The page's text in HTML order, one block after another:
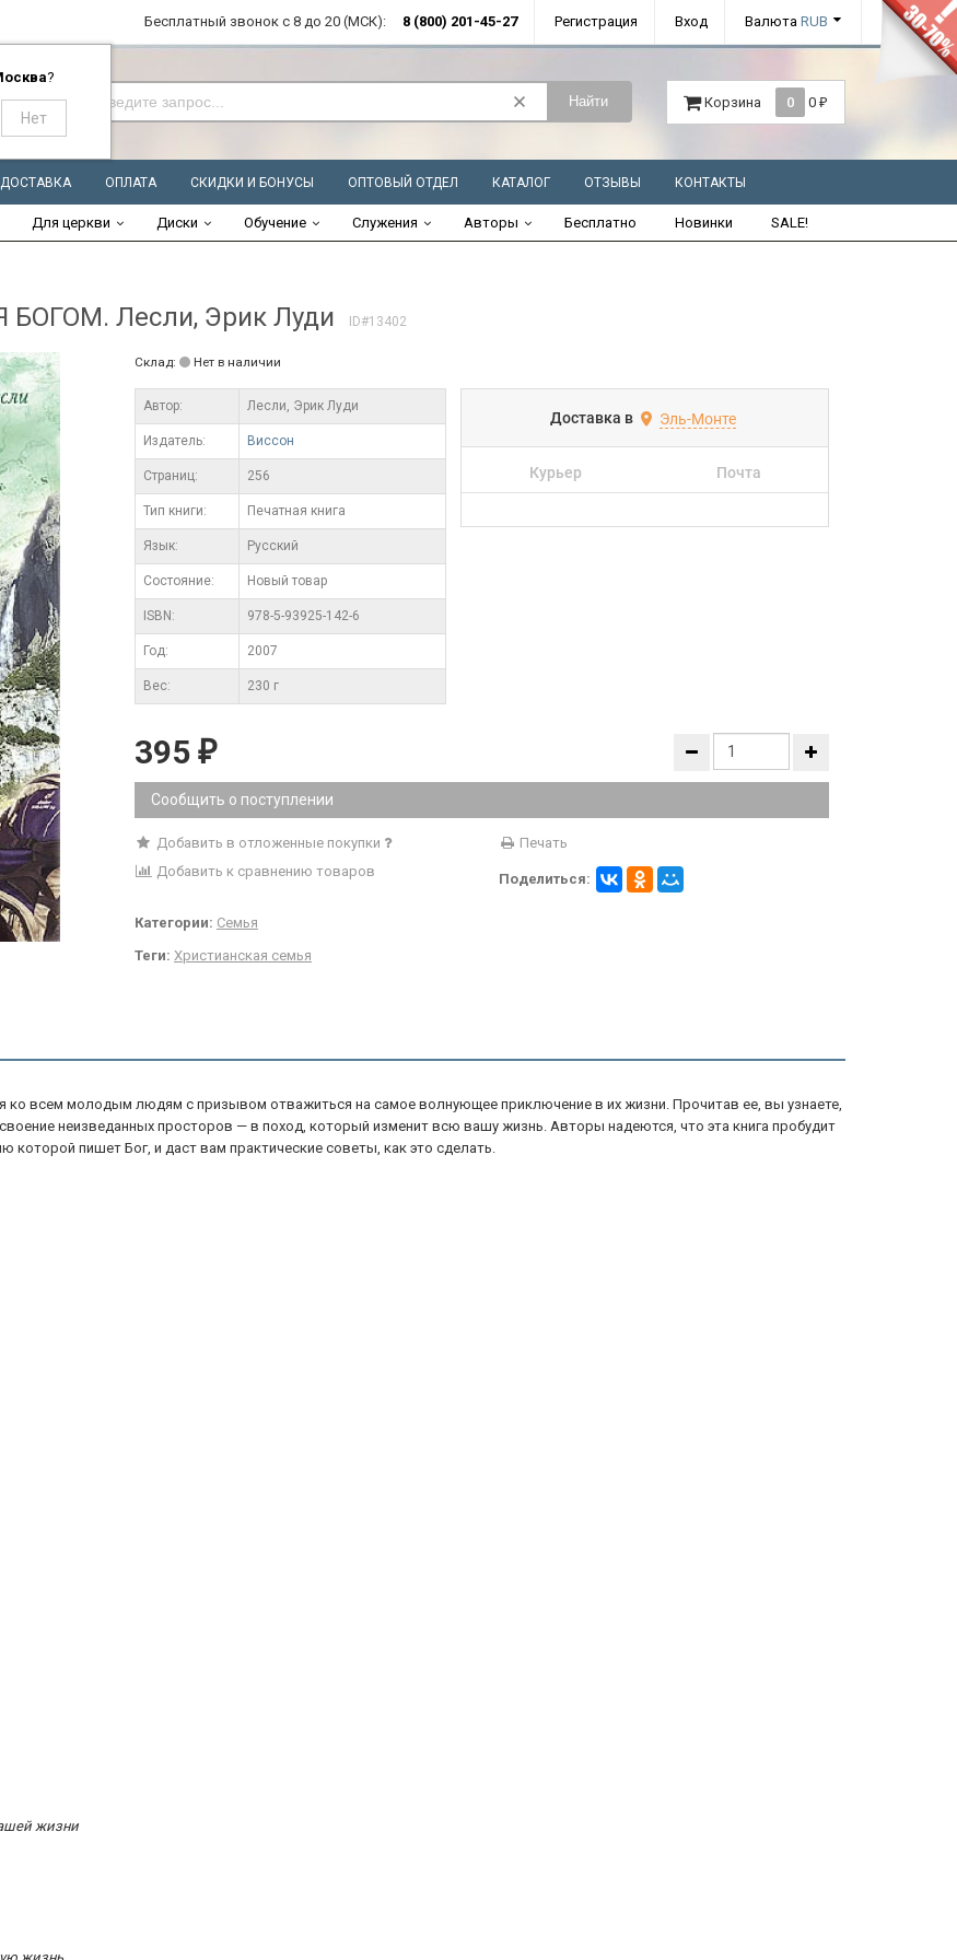
?
Бесплатный звонок с 8 до 20 (МСК): 8 (800) 201-45-27 Регистрация Вход Валюта RUB
Найти Корзина 0 0 ₽
ДОСТАВКА ОПЛАТА СКИДКИ И БОНУСЫ ОПТОВЫЙ ОТДЕЛ КАТАЛОГ ОТЗЫВЫ КОНТАКТЫ
Для церкви Диски Обучение Служения Авторы Бесплатно Новинки SALE!
Лесли, Эрик Луди ID#13402
Склад: Нет в наличии
Автор: Лесли, Эрик Луди
Издатель: Виссон
Cтраниц: 256
Тип книги: Печатная книга
Язык: Русский
Состояние: Новый товар
ISBN: 978-5-93925-142-6
Год: 2007
Вес: 230 г
Доставка в Эль-Монте
Курьер Почта
395 ₽
Сообщить о поступлении
Добавить в отложенные покупки
Печать
Добавить к сравнению товаров
Поделиться:
Категории: Семья
Теги: Христианская семья
ко всем молодым людям с призывом отважиться на самое волнующее приключение в их жизни. Прочитав ее, вы узнаете,
неизведанных просторов — в поход, который изменит всю вашу жизнь. Авторы надеются, что эта книга пробудит
пишет Бог, и даст вам практические советы, как это сделать.
жизни